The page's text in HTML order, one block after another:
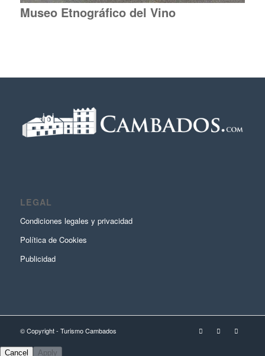
Museo Etnográfico del Vino
LEGAL
Condiciones legales y privacidad
Política de Cookies
Publicidad
© Copyright - Turismo Cambados
Cancel Apply